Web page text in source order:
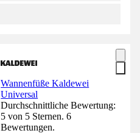
Wannenfüße Kaldewei
Universal
Durchschnittliche Bewertung:
5 von 5 Sternen. 6
Bewertungen.